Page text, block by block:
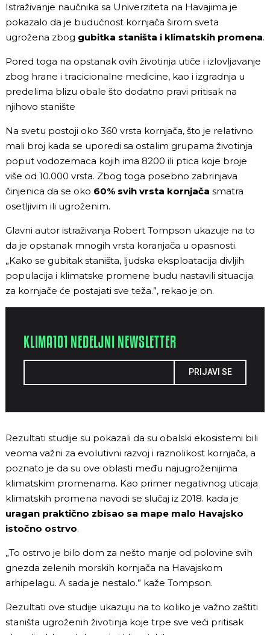
Istraživanje naučnika sa Univerziteta na Havajima je
pokazalo da je budućnost kornjača širom sveta
ugrožena zbog gubitka staništa i klimatskih promena.
Pored toga na opstanak ovih životinja utiče i izlovljavanje
zbog hrane i tracicionalne medicine, kao i izgradnja u
predelima blizu obale što dodatno pravi pritisak na
njihovo stanište
Na svetu postoji oko 360 vrsta kornjača, što je relativno
mali broj kada se uporedi sa ostalim grupama životinja
poput vodozemaca kojih ima 8200 ili ptica koje broje
više od 10.000 vrsta. Zbog toga posebno zabrinjava
činjenica da se oko 60% svih vrsta kornjača smatra
osetljivim ili ugroženim.
Glavni autor istraživanja Robert Tompson ukazuje na to
da je opstanak mnogih vrsta koranjača u opasnosti.
„Kako se gubitak staništa, ljudska eksploatacija divljih
populacija i klimatske promene budu nastavili situacija
za kornjače će postajati sve teža.”, rekao je on.
KLIMA101 NEDELJNI NEWSLETTER
PRIJAVI SE
Rezultati studije su pokazali da su obalski ekosistemi bili
veoma važni za evolutivni razvoj i raznolikost kornjača, a
poznato je da su ove oblasti među najugroženijima
klimatskim promenama. Kao primer negativnog uticaja
klimatskih promena navodi se slučaj iz 2018. kada je
uragan praktično zbisao sa mape malo Havajsko
istočno ostrvo.
„To ostrvo je bilo dom za nešto manje od polovine svih
gnezda zelenih morskih kornjača na Havajskom
arhipelagu. A sada je nestalo.” kaže Tompson.
Rezultati ove studije ukazuju na to koliko je važno zaštiti
staništa ugroženih životinja koje trpe sve veći pritisak